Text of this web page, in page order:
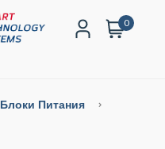
0
Блоки Питания